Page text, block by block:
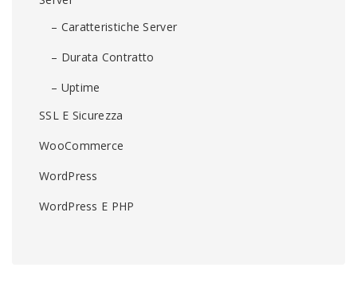
– Caratteristiche Server
– Durata Contratto
– Uptime
SSL E Sicurezza
WooCommerce
WordPress
WordPress E PHP